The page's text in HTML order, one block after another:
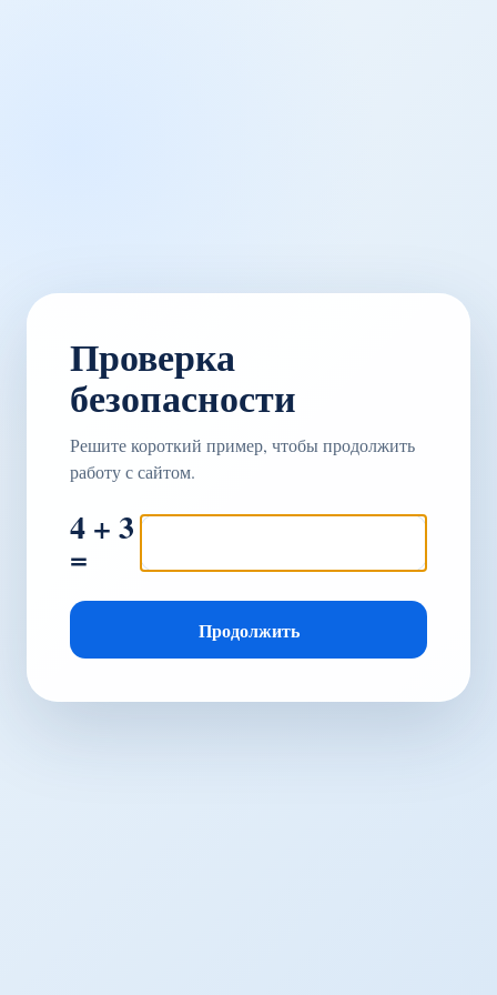
Проверка
безопасности
Решите короткий пример, чтобы продолжить
работу с сайтом.
4 + 3
=
Продолжить